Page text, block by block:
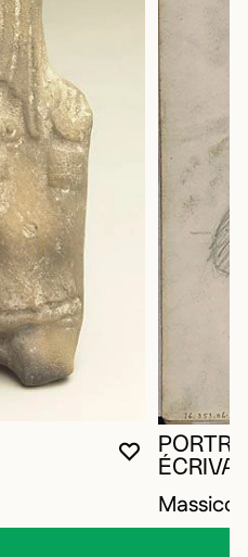
VOUS
FERMER
OUVRIR LA